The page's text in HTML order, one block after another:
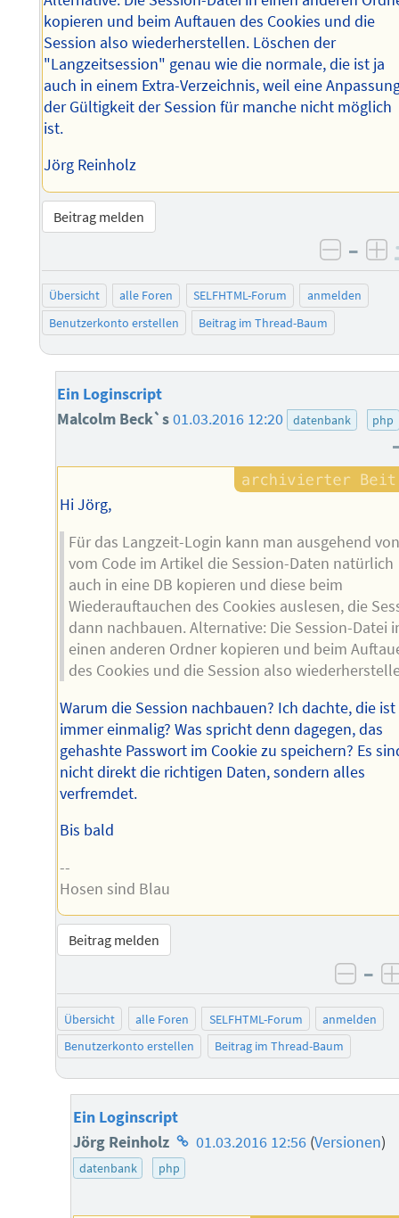
kopieren und beim Auftauen des Cookies und die
Session also wiederherstellen. Löschen der
"Langzeitsession" genau wie die normale, die ist ja
auch in einem Extra-Verzeichnis, weil eine
der Gültigkeit der Session für manche nicht möglich
ist.
Jörg Reinholz
Beitrag melden
–
Übersicht alle Foren SELFHTML-Forum
anmelden
Benutzerkonto erstellen
Beitrag im Thread-Baum
Ein Loginscript
Malcolm Beck`s01.03.2016 12:20 datenbank php
Hi Jörg,
Für das Langzeit-Login kann man ausgehend von
vom Code im Artikel die Session-Daten natürlich
auch in eine DB kopieren und diese beim
Wiederauftauchen des Cookies auslesen, die
dann nachbauen. Alternative: Die Session-Datei
einen anderen Ordner kopieren und beim
des Cookies und die Session also
Warum die Session nachbauen? Ich dachte, die ist
immer einmalig? Was spricht denn dagegen, das
gehashte Passwort im Cookie zu speichern? Es
nicht direkt die richtigen Daten, sondern alles
verfremdet.
Bis bald
--
Hosen sind Blau
Beitrag melden
–
Übersicht alle Foren SELFHTML-Forum
anmelden
Benutzerkonto erstellen
Beitrag im Thread-Baum
Ein Loginscript
Jörg Reinholz Homepage
des
01.03.2016 12:56 (Versionen)
datenbank php